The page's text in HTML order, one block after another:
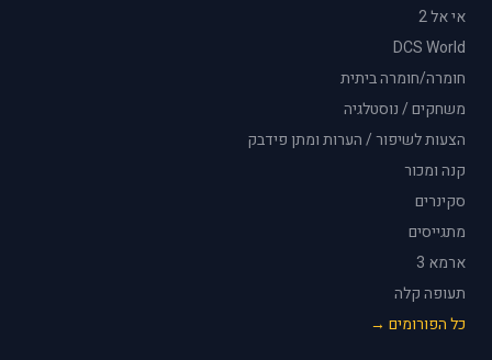
אי אל 2
DCS World
חומרה/חומרה ביתית
משחקים / נוסטלגיה
הצעות לשיפור / הערות ומתן פידבק
קנה ומכור
סקינרים
מתגייסים
ארמא 3
תעופה קלה
כל הפורומים →